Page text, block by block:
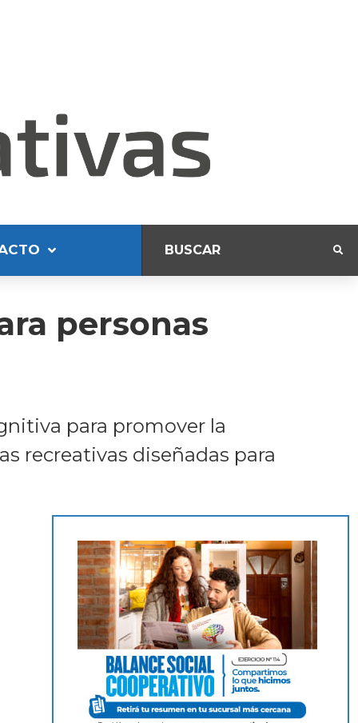
personas
para promover la
recreativas diseñadas para